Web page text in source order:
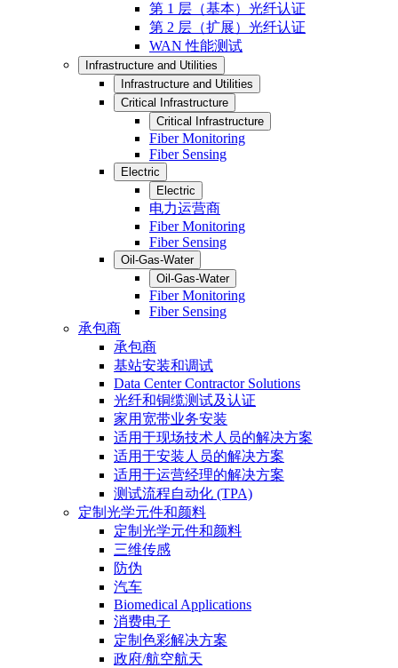
第 1 层（基本）光纤认证
第 2 层（扩展）光纤认证
WAN 性能测试
Infrastructure and Utilities
Infrastructure and Utilities
Critical Infrastructure
Critical Infrastructure
Fiber Monitoring
Fiber Sensing
Electric
Electric
电力运营商
Fiber Monitoring
Fiber Sensing
Oil-Gas-Water
Oil-Gas-Water
Fiber Monitoring
Fiber Sensing
承包商
承包商
基站安装和调试
Data Center Contractor Solutions
光纤和铜缆测试及认证
家用宽带业务安装
适用于现场技术人员的解决方案
适用于安装人员的解决方案
适用于运营经理的解决方案
测试流程自动化 (TPA)
定制光学元件和颜料
定制光学元件和颜料
三维传感
防伪
汽车
Biomedical Applications
消费电子
定制色彩解决方案
政府/航空航天